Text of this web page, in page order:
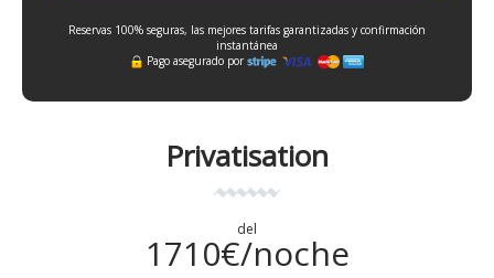
Reservas 100% seguras, las mejores tarifas garantizadas y confirmación
instantánea
Pago asegurado por
Privatisation
del
1710€/noche